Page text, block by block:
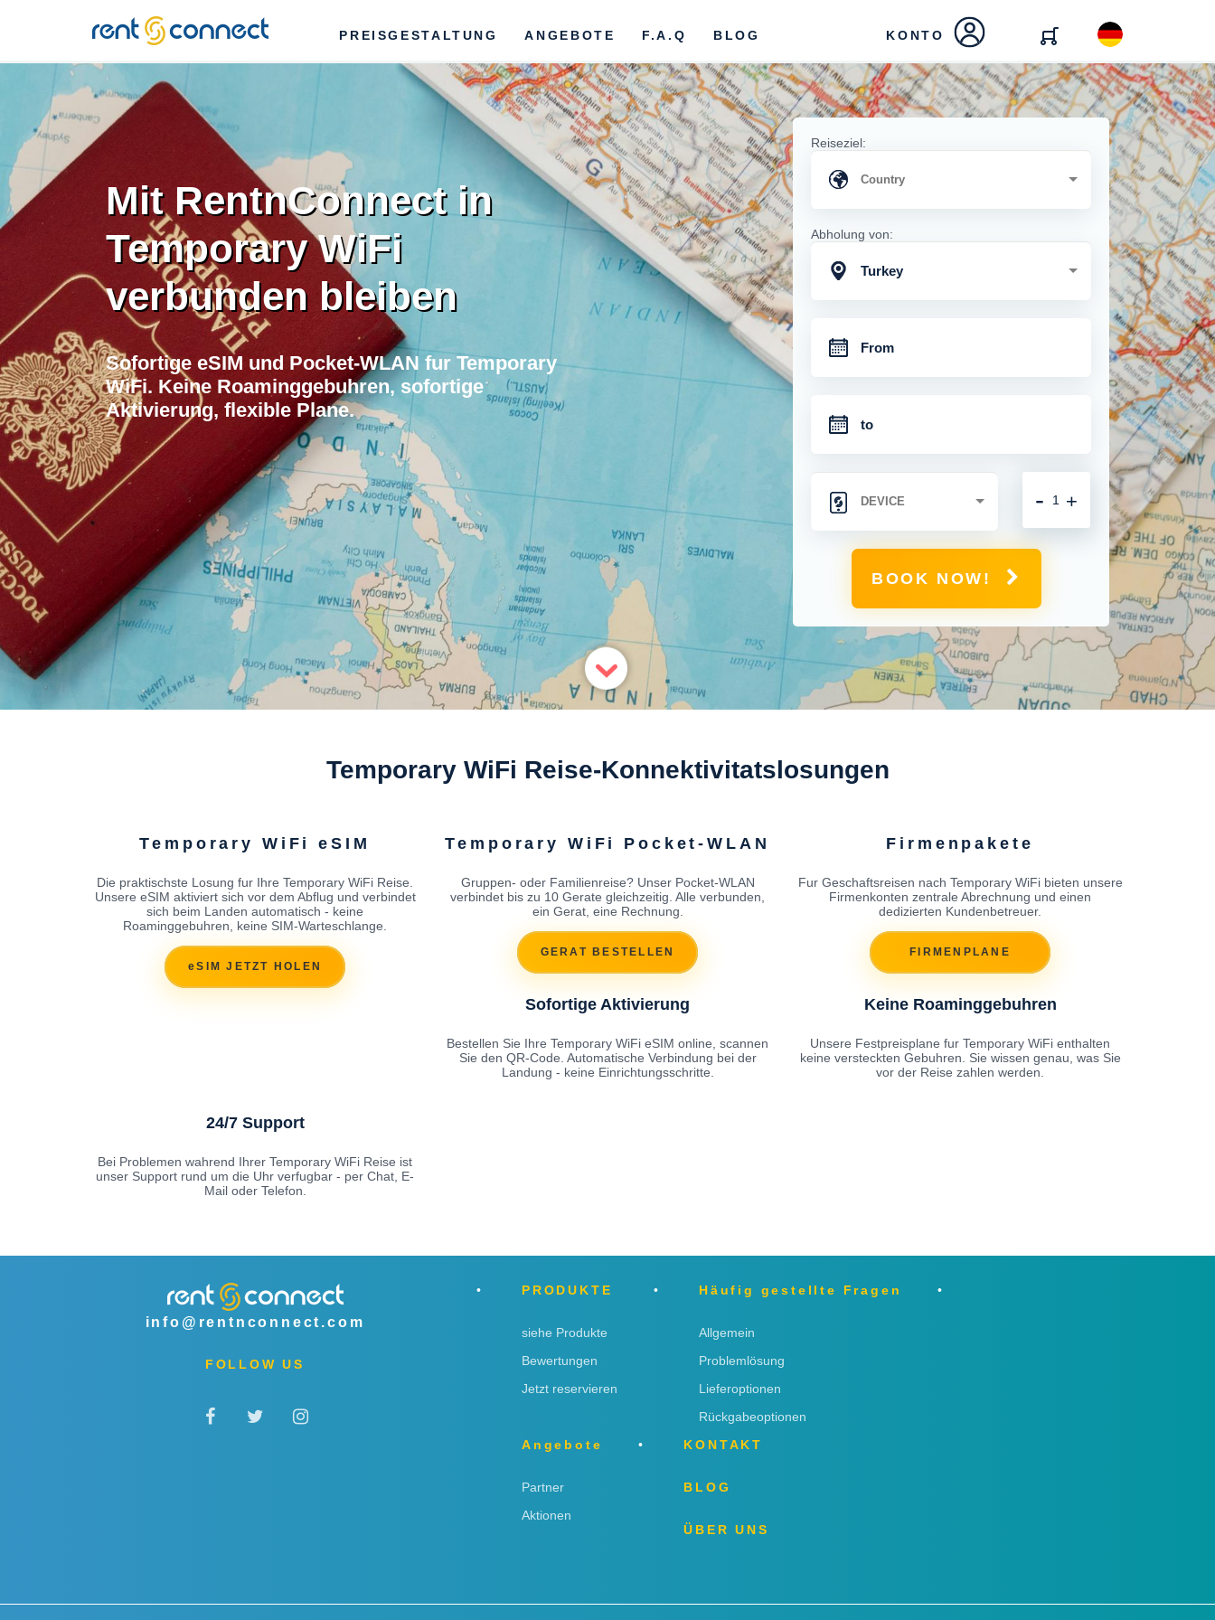
RENT'N
CONNECT
PREISGESTALTUNG ANGEBOTE F.A.Q BLOG KONTO
Mit RentnConnect in
Temporary WiFi
verbunden bleiben
Sofortige eSIM und Pocket-WLAN fur Temporary
WiFi. Keine Roaminggebuhren, sofortige
Aktivierung, flexible Plane.
Reiseziel:
Abholung von:
Turkey
+
-
BOOK NOW!
Temporary WiFi Reise-Konnektivitatslosungen
Temporary WiFi eSIM
Die praktischste Losung fur Ihre Temporary WiFi Reise.
Unsere eSIM aktiviert sich vor dem Abflug und verbindet
sich beim Landen automatisch - keine
Roaminggebuhren, keine SIM-Warteschlange.
eSIM JETZT HOLEN
Temporary WiFi Pocket-WLAN
Gruppen- oder Familienreise? Unser Pocket-WLAN
verbindet bis zu 10 Gerate gleichzeitig. Alle verbunden,
ein Gerat, eine Rechnung.
GERAT BESTELLEN
Firmenpakete
Fur Geschaftsreisen nach Temporary WiFi bieten unsere
Firmenkonten zentrale Abrechnung und einen
dedizierten Kundenbetreuer.
FIRMENPLANE
Sofortige Aktivierung
Bestellen Sie Ihre Temporary WiFi eSIM online, scannen
Sie den QR-Code. Automatische Verbindung bei der
Landung - keine Einrichtungsschritte.
Keine Roaminggebuhren
Unsere Festpreisplane fur Temporary WiFi enthalten
keine versteckten Gebuhren. Sie wissen genau, was Sie
vor der Reise zahlen werden.
24/7 Support
Bei Problemen wahrend Ihrer Temporary WiFi Reise ist
unser Support rund um die Uhr verfugbar - per Chat, E-
Mail oder Telefon.
info@rentnconnect.com
FOLLOW US
PRODUKTE
siehe Produkte
Bewertungen
Jetzt reservieren
Häufig gestellte Fragen
Allgemein
Problemlösung
Lieferoptionen
Rückgabeoptionen
Angebote
Partner
Aktionen
KONTAKT
BLOG
ÜBER UNS